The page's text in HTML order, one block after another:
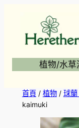
植物/水草
首頁/ 植物/ 球
kaimuki